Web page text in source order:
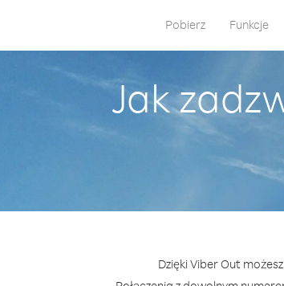
Pobierz Funkcje
Jak
Dzięki Viber Out